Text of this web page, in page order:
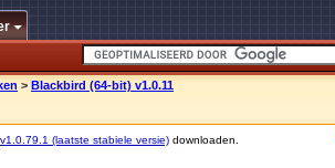
> Blackbird (64-bit) v1.0.11
v1.0.79.1 (laatste stabiele versie) downloaden.